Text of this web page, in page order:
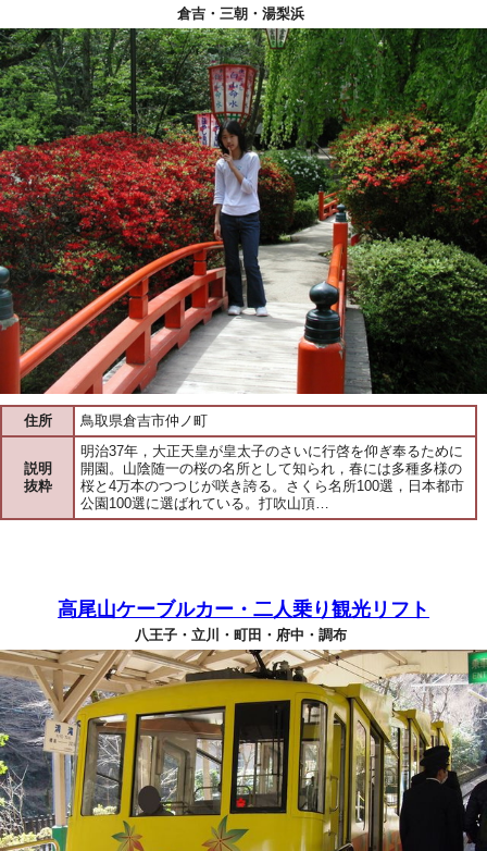
倉吉・三朝・湯梨浜
住所 鳥取県倉吉市仲ノ町
説明
抜粋
明治37年，大正天皇が皇太子のさいに行啓を仰ぎ奉るために
開園。山陰随一の桜の名所として知られ，春には多種多様の
桜と4万本のつつじが咲き誇る。さくら名所100選，日本都市
公園100選に選ばれている。打吹山頂…
高尾山ケーブルカー・二人乗り観光リフト
八王子・立川・町田・府中・調布